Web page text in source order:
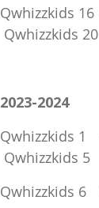
Qwhizzkids 16
Qwhizzkids 20
2023-2024
Qwhizzkids 1
Qwhizzkids 5
Qwhizzkids 6